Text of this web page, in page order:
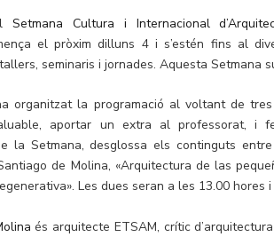
Setmana Cultura i Internacional
el pròxim dilluns 4 i s’estén fins al
seminaris i jornades. Aquesta Setmana
organitzat la programació al voltant de
aportar un extra al professorat, i
la Setmana, desglossa els continguts
de Molina, «Arquitectura de las
Les dues seran a les 13.00 hores i
és arquitecte ETSAM, crític